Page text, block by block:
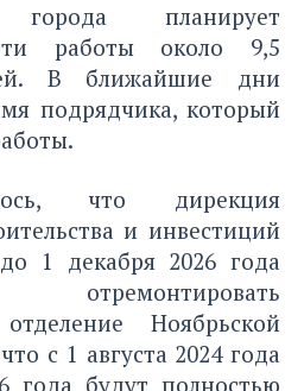
города планирует
работы около 9,5
В ближайшие дни
подрядчика, который
, что дирекция
и инвестиций
1 декабря 2026 года
Ноябрьской
с 1 августа 2024 года
года будут полностью